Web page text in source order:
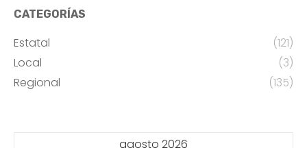
CATEGORÍAS
Estatal
(121)
Local
(3)
Regional
(135)
agosto 2026